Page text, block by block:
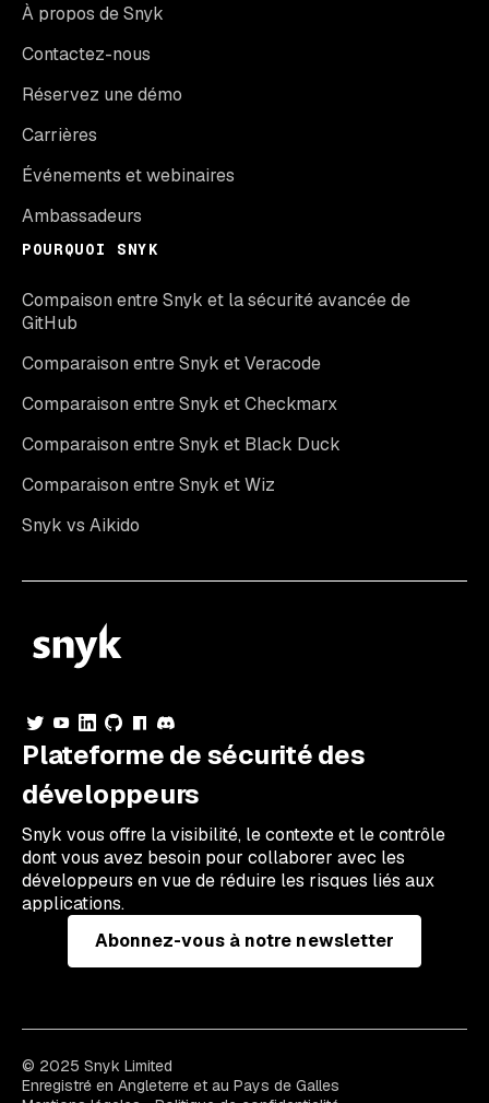
À propos de Snyk
Contactez-nous
Réservez une démo
Carrières
Événements et webinaires
Ambassadeurs
POURQUOI SNYK
Compaison entre Snyk et la sécurité avancée de
GitHub
Comparaison entre Snyk et Veracode
Comparaison entre Snyk et Checkmarx
Comparaison entre Snyk et Black Duck
Comparaison entre Snyk et Wiz
Snyk vs Aikido
Plateforme de sécurité des
développeurs
Snyk vous offre la visibilité, le contexte et le contrôle
dont vous avez besoin pour collaborer avec les
développeurs en vue de réduire les risques liés aux
applications.
Abonnez-vous à notre newsletter
© 2025 Snyk Limited
Enregistré en Angleterre et au Pays de Galles